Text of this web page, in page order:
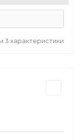
характеристики